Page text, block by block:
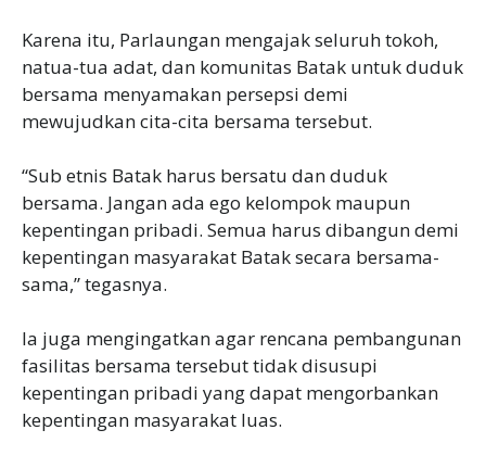
‎Karena itu, Parlaungan mengajak seluruh tokoh,
natua-tua adat, dan komunitas Batak untuk duduk
bersama menyamakan persepsi demi
mewujudkan cita-cita bersama tersebut.
‎“Sub etnis Batak harus bersatu dan duduk
bersama. Jangan ada ego kelompok maupun
kepentingan pribadi. Semua harus dibangun demi
kepentingan masyarakat Batak secara bersama-
sama,” tegasnya.
‎Ia juga mengingatkan agar rencana pembangunan
fasilitas bersama tersebut tidak disusupi
kepentingan pribadi yang dapat mengorbankan
kepentingan masyarakat luas.